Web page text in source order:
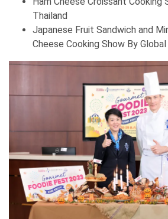
Thailand
Japanese Fruit Sandwich and
Cheese Cooking Show By